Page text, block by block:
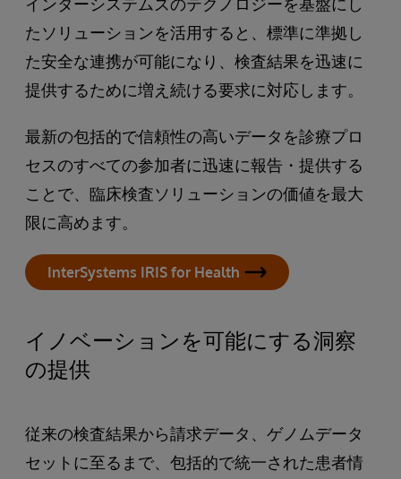
たソリューションを活用すると、標準に準拠し
た安全な連携が可能になり、検査結果を迅速に
提供するために増え続ける要求に対応します。
最新の包括的で信頼性の高いデータを診療プロ
セスのすべての参加者に迅速に報告・提供する
ことで、臨床検査ソリューションの価値を最大
限に高めます。
InterSystems IRIS for Health
イノベーションを可能にする洞察
の提供
従来の検査結果から請求データ、ゲノムデータ
セットに至るまで、包括的で統一された患者情